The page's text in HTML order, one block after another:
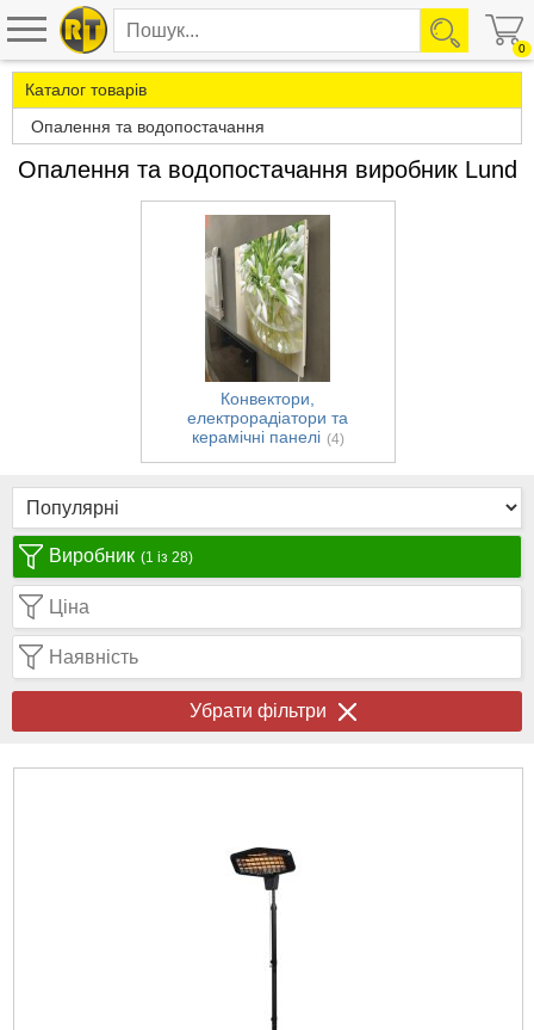
0
Каталог товарів
Опалення та водопостачання
Опалення та водопостачання виробник Lund
Конвектори,
електрорадіатори та
керамічні панелі (4)
Виробник (1 із 28)
Ціна
Наявність
Убрати фільтри